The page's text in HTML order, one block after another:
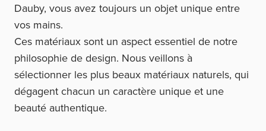
Dauby, vous avez toujours un objet unique entre
vos mains.
Ces matériaux sont un aspect essentiel de notre
philosophie de design. Nous veillons à
sélectionner les plus beaux matériaux naturels, qui
dégagent chacun un caractère unique et une
beauté authentique.